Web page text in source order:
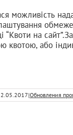
можливість
“Квоти на
квотою, або
|Обновления